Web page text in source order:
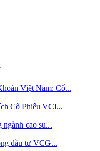
Việt Nam: Cổ...
Cổ Phiếu VCI...
cao su...
đầu tư VCG...